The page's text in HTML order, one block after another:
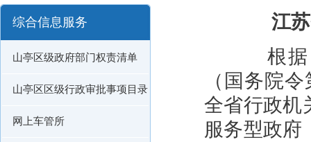
综合信息服务
山亭区级政府部门权责清单
山亭区区级行政审批事项目录
网上车管所
江
根据《
（国务院
全省行政机
服务型政府